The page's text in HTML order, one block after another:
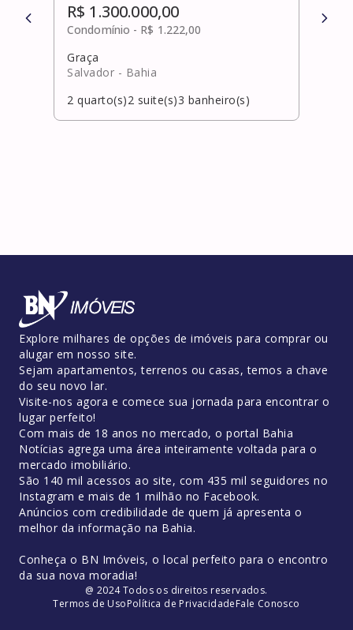
R$ 1.300.000,00
Condomínio - R$ 1.222,00
Graça
Salvador - Bahia
2 quarto(s)2 suite(s)3 banheiro(s)
R$
Explore milhares de opções de imóveis para comprar ou
alugar em nosso site.
Sejam apartamentos, terrenos ou casas, temos a chave
do seu novo lar.
Visite-nos agora e comece sua jornada para encontrar o
lugar perfeito!
Com mais de 18 anos no mercado, o portal Bahia
Notícias agrega uma área inteiramente voltada para o
mercado imobiliário.
São 140 mil acessos ao site, com 435 mil seguidores no
Instagram e mais de 1 milhão no Facebook.
Anúncios com credibilidade de quem já apresenta o
melhor da informação na Bahia.
Conheça o BN Imóveis, o local perfeito para o encontro
da sua nova moradia!
@ 2024 Todos os direitos reservados.
Termos de UsoPolítica de PrivacidadeFale Conosco